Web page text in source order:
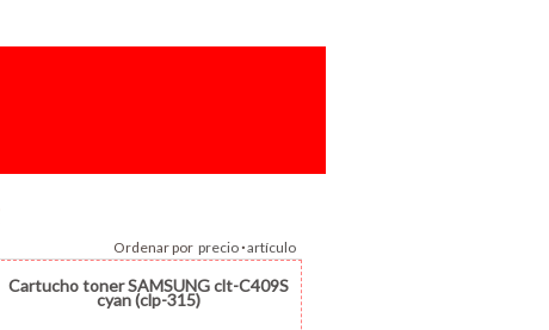
Ordenar por precio·artículo
Cartucho toner SAMSUNG clt-C409S
cyan (clp-315)